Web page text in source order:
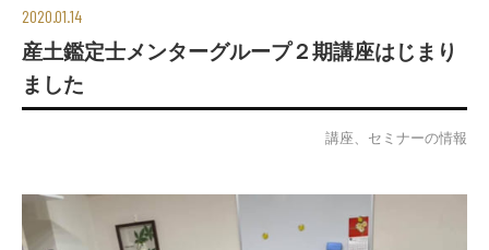
2020.01.14
産土鑑定士メンターグループ２期講座はじまり
ました
講座、セミナーの情報